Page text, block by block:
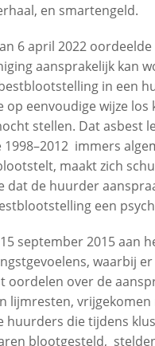
en smartengeld.
6 april 2022
aansprakelijk kan
in een
eenvoudige wijze
stellen. Dat asbest
immers
maakt zich
de huurder
een
september 2015 aan
waarbij
oordelen over de
lijmresten,
die tijdens
blootgesteld,